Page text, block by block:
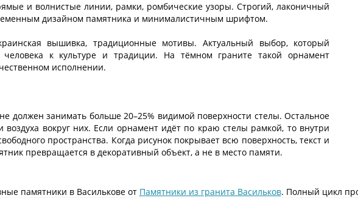
и волнистые линии, рамки, ромбические узоры. Строгий, лаконичный
дизайном памятника и минималистичным шрифтом.
вышивка, традиционные мотивы. Актуальный выбор, который
человека к культуре и традиции. На тёмном граните такой орнамент
исполнении.
должен занимать больше 20–25% видимой поверхности стелы. Остальное
вокруг них. Если орнамент идёт по краю стелы рамкой, то внутри
пространства. Когда рисунок покрывает всю поверхность, текст и
превращается в декоративный объект, а не в место памяти.
памятники в Василькове от Памятники из гранита Васильков. Полный цикл